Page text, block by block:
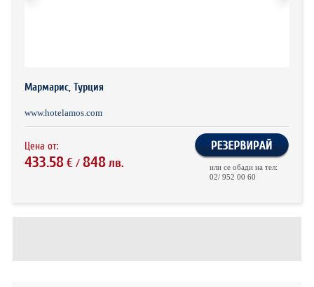
ПЪТУВАНИЯ
Мармарис, Турция
www.hotelamos.com
Цена от:
433.58€/ 848лв.
или се обади на тел:
02/ 952 00 60